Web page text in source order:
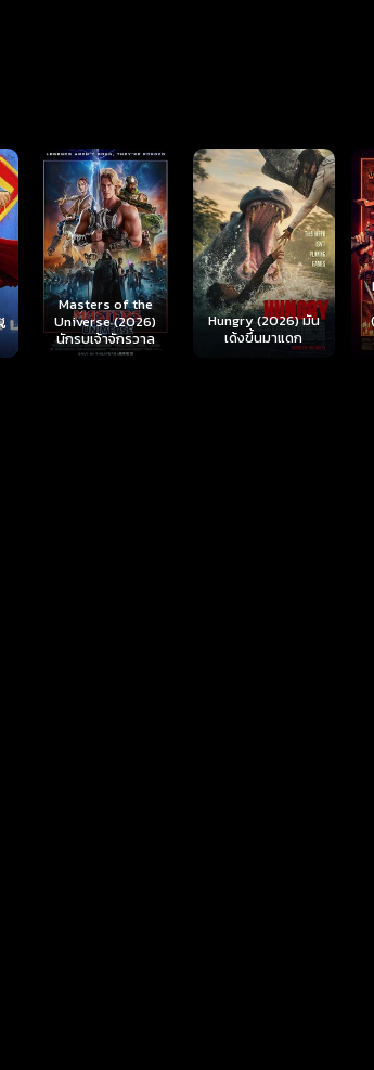
Hungry (2026) มัน
เด้งขึ้นมาแดก
Ready or Not 2:
Here I Come
(2026) เกมพร้อม
ตาย 2